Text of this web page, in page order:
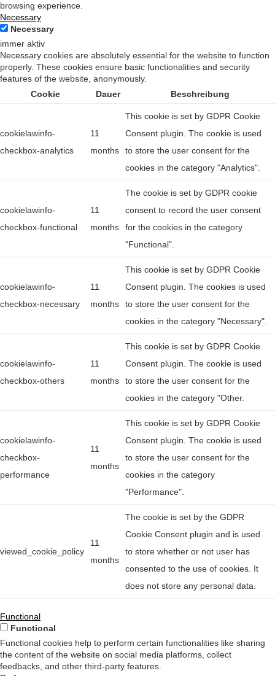
browsing experience.
Necessary
Necessary
immer aktiv
Necessary cookies are absolutely essential for the website to function
properly. These cookies ensure basic functionalities and security
features of the website, anonymously.
Cookie
Dauer Beschreibung
cookielawinfo-
checkbox-analytics
11
months
This cookie is set by GDPR Cookie
Consent plugin. The cookie is used
to store the user consent for the
cookies in the category "Analytics".
cookielawinfo-
checkbox-functional
11
months
The cookie is set by GDPR cookie
consent to record the user consent
for the cookies in the category
"Functional".
cookielawinfo-
checkbox-necessary
11
months
This cookie is set by GDPR Cookie
Consent plugin. The cookies is used
to store the user consent for the
cookies in the category "Necessary".
cookielawinfo-
checkbox-others
11
months
This cookie is set by GDPR Cookie
Consent plugin. The cookie is used
to store the user consent for the
cookies in the category "Other.
cookielawinfo-
checkbox-
performance
11
months
This cookie is set by GDPR Cookie
Consent plugin. The cookie is used
to store the user consent for the
cookies in the category
"Performance".
viewed_cookie_policy
11
months
The cookie is set by the GDPR
Cookie Consent plugin and is used
to store whether or not user has
consented to the use of cookies. It
does not store any personal data.
Functional
Functional
Functional cookies help to perform certain functionalities like sharing
the content of the website on social media platforms, collect
feedbacks, and other third-party features.